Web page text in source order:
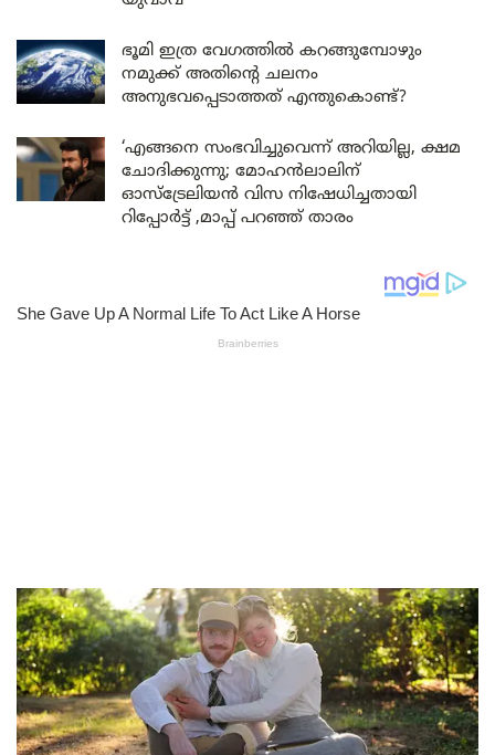
ഭൂമി ഇത്ര വേഗത്തിൽ കറങ്ങുമ്പോഴും
നമുക്ക് അതിന്റെ ചലനം
അനുഭവപ്പെടാത്തത് എന്തുകൊണ്ട്?
‘എങ്ങനെ സംഭവിച്ചുവെന്ന് അറിയില്ല, ക്ഷമ
ചോദിക്കുന്നു; മോഹൻലാലിന്
ഓസ്ട്രേലിയൻ വിസ നിഷേധിച്ചതായി
റിപ്പോർട്ട് ,മാപ്പ് പറഞ്ഞ് താരം